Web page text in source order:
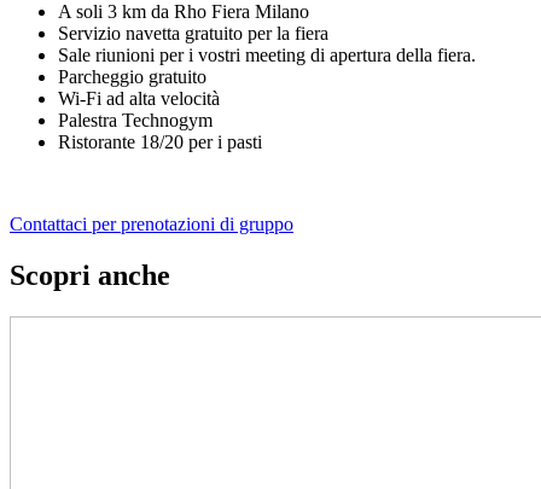
A soli 3 km da Rho Fiera Milano
Servizio navetta gratuito per la fiera
Sale riunioni per i vostri meeting di apertura della fiera.
Parcheggio gratuito
Wi-Fi ad alta velocità
Palestra Technogym
Ristorante 18/20 per i pasti
Contattaci per prenotazioni di gruppo
Scopri anche